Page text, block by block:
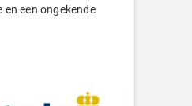
een ongekende